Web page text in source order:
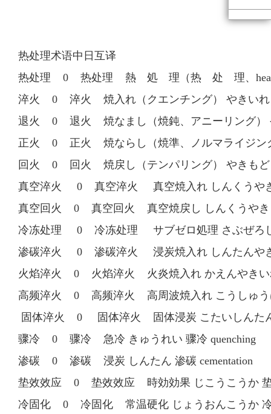
热处理术语中日互译
热处理 0 热处理 熱 処 理（热 处 理、
淬火 0 淬火 焼入れ（クエンチング） やきいれ
退火 0 退火 焼なまし（焼鈍、アニーリング）
正火 0 正火 焼ならし（焼準、ノルマライジン
回火 0 回火 焼戻し（テンパリング） やきもど
真空淬火 0 真空淬火 真空焼入れ しんくうや
真空回火 0 真空回火 真空焼戻し しんくうや
冷冻处理 0 冷冻处理 サブゼロ処理 さぶぜろ
渗碳淬火 0 渗碳淬火 浸炭焼入れ しんたんや
火焰淬火 0 火焰淬火 火炎焼入れ かえんやき
高频淬火 0 高频淬火 高周波焼入れ こうしゅ
固体淬火 0 固体淬火 固体浸炭 こたいしんた
骤冷 0 骤冷 急冷 きゅうれい 骤冷 quenching
渗碳 0 渗碳 浸炭 しんたん 渗碳 cementation
垫效效应 0 垫效效应 時効効果 じこうこうか
冷固化 0 冷固化 常温硬化 じょうおんこうか